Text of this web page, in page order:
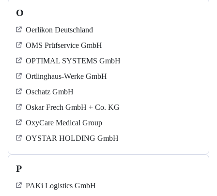
O
Oerlikon Deutschland
OMS Prüfservice GmbH
OPTIMAL SYSTEMS GmbH
Ortlinghaus-Werke GmbH
Oschatz GmbH
Oskar Frech GmbH + Co. KG
OxyCare Medical Group
OYSTAR HOLDING GmbH
P
PAKi Logistics GmbH